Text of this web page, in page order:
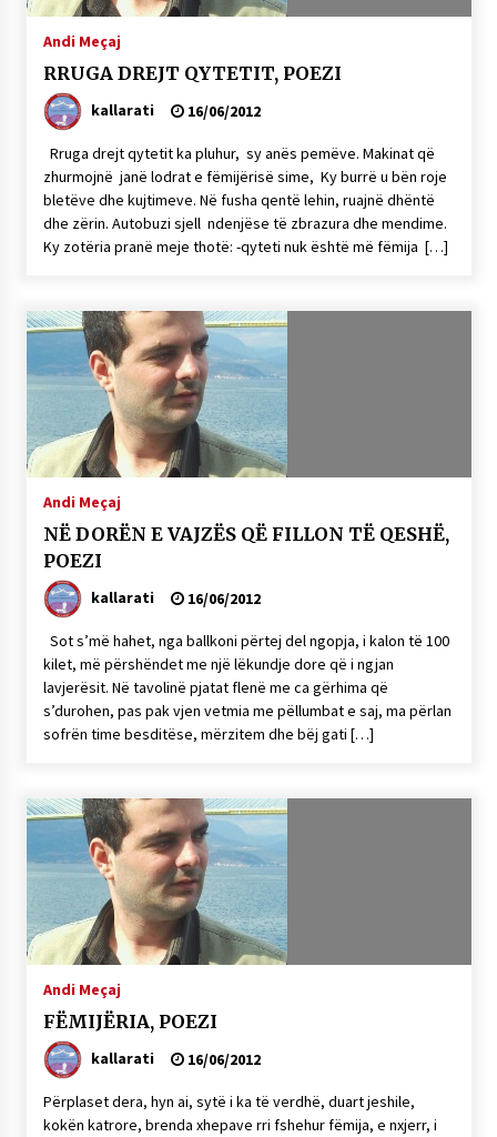
Andi Meçaj
RRUGA DREJT QYTETIT, POEZI
kallarati 16/06/2012
Rruga drejt qytetit ka pluhur, sy anës pemëve. Makinat që
zhurmojnë janë lodrat e fëmijërisë sime, Ky burrë u bën roje
bletëve dhe kujtimeve. Në fusha qentë lehin, ruajnë dhëntë
dhe zërin. Autobuzi sjell ndenjëse të zbrazura dhe mendime.
Ky zotëria pranë meje thotë: -qyteti nuk është më fëmija […]
Andi Meçaj
NË DORËN E VAJZËS QË FILLON TË QESHË,
POEZI
kallarati 16/06/2012
Sot s’më hahet, nga ballkoni përtej del ngopja, i kalon të 100
kilet, më përshëndet me një lëkundje dore që i ngjan
lavjerësit. Në tavolinë pjatat flenë me ca gërhima që
s’durohen, pas pak vjen vetmia me pëllumbat e saj, ma përlan
sofrën time besditëse, mërzitem dhe bëj gati […]
Andi Meçaj
FËMIJËRIA, POEZI
kallarati 16/06/2012
Përplaset dera, hyn ai, sytë i ka të verdhë, duart jeshile,
kokën katrore, brenda xhepave rri fshehur fëmija, e nxjerr, i